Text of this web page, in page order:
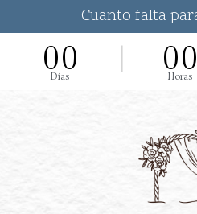
Cuanto falta
00
Días 00
Horas